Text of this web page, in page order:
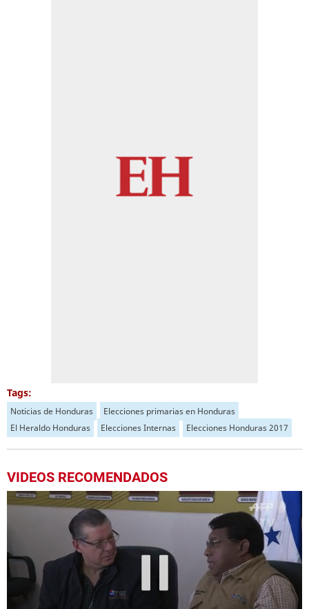
Tags:
Noticias de Honduras
Elecciones primarias en Honduras
El Heraldo Honduras
Elecciones Internas Elecciones Honduras 2017
VIDEOS RECOMENDADOS